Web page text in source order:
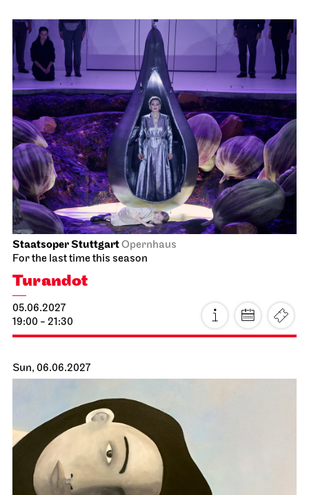
Stuttgart Ballet Meeting point staircase opera house
Guided tours with mini-dance-
workshop for children and their
families
05.06.2027
14:00 - 15:30
Staatsoper Stuttgart
Opernhaus
For the last time this season